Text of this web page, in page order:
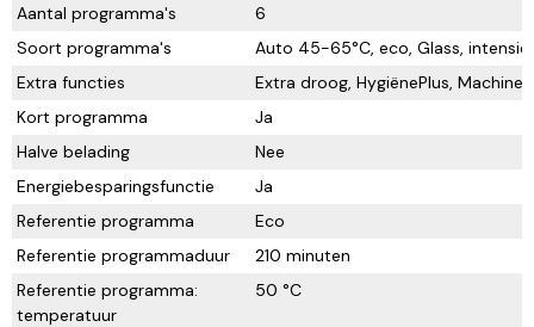
Aantal programma's
6
Soort programma's
Auto 45-65°C, eco, Glass,
Extra functies
Extra droog, HygiënePlus, Machine
Kort programma
Ja
Halve belading
Nee
Energiebesparingsfunctie
Ja
Referentie programma
Eco
Referentie programmaduur
210 minuten
Referentie programma:
temperatuur
50 °C